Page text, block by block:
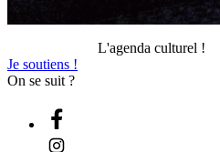
L'agenda culturel !
Je soutiens !
On se suit ?